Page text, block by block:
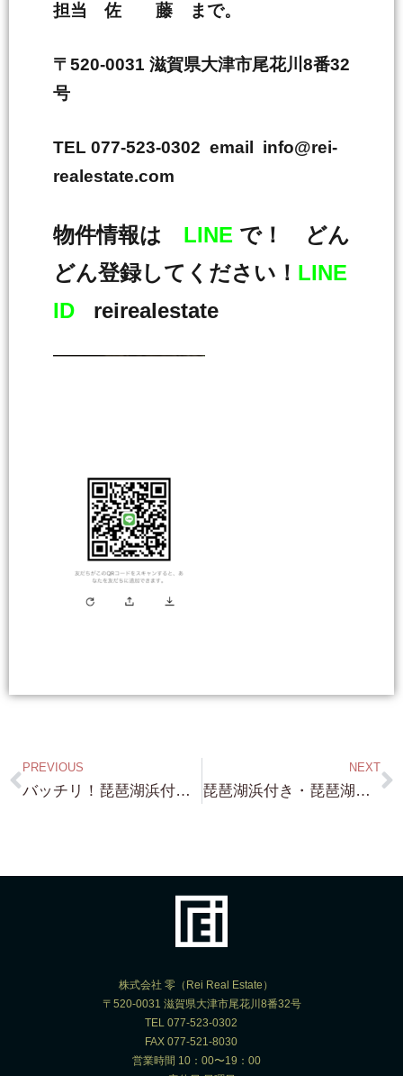
担当 佐 藤 まで。
〒520-0031 滋賀県大津市尾花川8番32
号
TEL 077-523-0302 email info@rei-
realestate.com
物件情報は LINE で！ どん
どん登録してください！ LINE
ID reirealestate
PREVIOUS
バッチリ！琵琶湖浜付き・小野・約328坪・2,900万円・小野・これまたバッチリ琵琶湖浜付き・約70坪・1,500万円 多数お問い合わせありがとうございます！
NEXT
琵琶湖浜付き・琵琶湖浜前・琵琶湖一望できる高台・買って こんな素敵な家を建てよう！・・欧風モダンログハウス！ これ いいですね！ 是非とも！やってみましょう
株式会社 零（Rei Real Estate）
〒520-0031 滋賀県大津市尾花川8番32号
TEL 077-523-0302
FAX 077-521-8030
営業時間 10：00〜19：00